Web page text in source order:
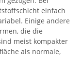
einfach
Einige andere
die die
meist kompakter
als normale,